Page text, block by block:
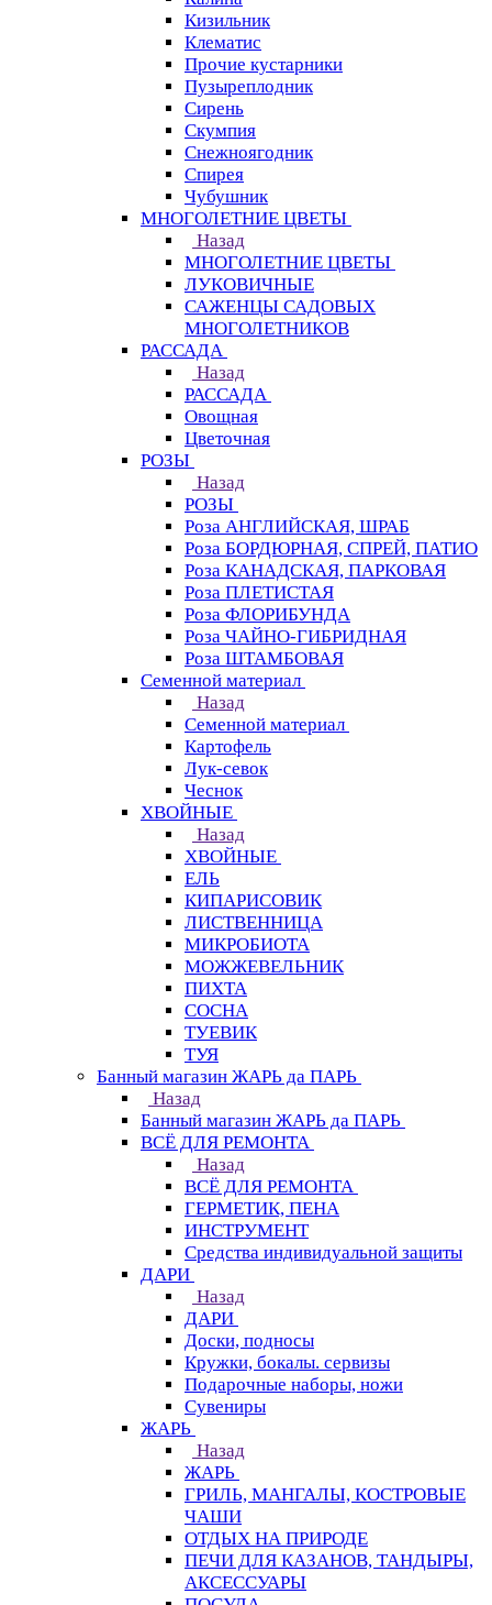
Кизильник
Клематис
Прочие кустарники
Пузыреплодник
Сирень
Скумпия
Снежноягодник
Спирея
Чубушник
МНОГОЛЕТНИЕ ЦВЕТЫ
Назад
МНОГОЛЕТНИЕ ЦВЕТЫ
ЛУКОВИЧНЫЕ
САЖЕНЦЫ САДОВЫХ
МНОГОЛЕТНИКОВ
РАССАДА
Назад
РАССАДА
Овощная
Цветочная
РОЗЫ
Назад
РОЗЫ
Роза АНГЛИЙСКАЯ, ШРАБ
Роза БОРДЮРНАЯ, СПРЕЙ, ПАТИО
Роза КАНАДСКАЯ, ПАРКОВАЯ
Роза ПЛЕТИСТАЯ
Роза ФЛОРИБУНДА
Роза ЧАЙНО-ГИБРИДНАЯ
Роза ШТАМБОВАЯ
Семенной материал
Назад
Семенной материал
Картофель
Лук-севок
Чеснок
ХВОЙНЫЕ
Назад
ХВОЙНЫЕ
ЕЛЬ
КИПАРИСОВИК
ЛИСТВЕННИЦА
МИКРОБИОТА
МОЖЖЕВЕЛЬНИК
ПИХТА
СОСНА
ТУЕВИК
ТУЯ
Банный магазин ЖАРЬ да ПАРЬ
Назад
Банный магазин ЖАРЬ да ПАРЬ
ВСЁ ДЛЯ РЕМОНТА
Назад
ВСЁ ДЛЯ РЕМОНТА
ГЕРМЕТИК, ПЕНА
ИНСТРУМЕНТ
Средства индивидуальной защиты
ДАРИ
Назад
ДАРИ
Доски, подносы
Кружки, бокалы. сервизы
Подарочные наборы, ножи
Сувениры
ЖАРЬ
Назад
ЖАРЬ
ГРИЛЬ, МАНГАЛЫ, КОСТРОВЫЕ
ЧАШИ
ОТДЫХ НА ПРИРОДЕ
ПЕЧИ ДЛЯ КАЗАНОВ, ТАНДЫРЫ,
АКСЕССУАРЫ